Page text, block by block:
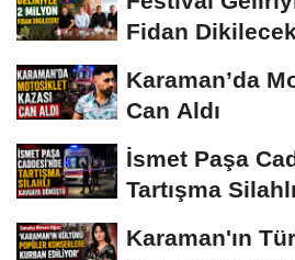
Fidan
Karaman’da
Can Aldı
İsmet Paşa
Tartışma
Karaman'ın